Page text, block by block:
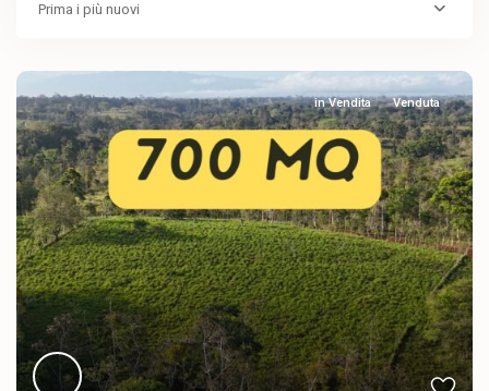
Prima i più nuovi
in Vendita Venduta